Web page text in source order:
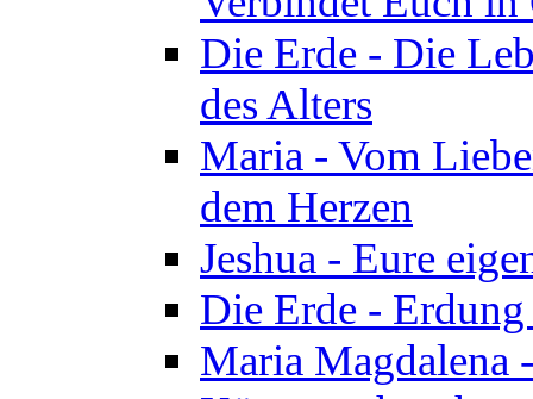
Die Erde - Die
des Alters
Maria - Vom
dem Herzen
Jeshua - Eure
Die Erde -
Maria Magdalena